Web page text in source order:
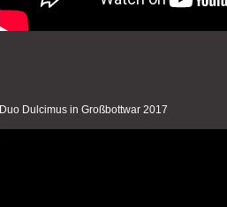
Duo Dulcimus in Großbottwar 2017